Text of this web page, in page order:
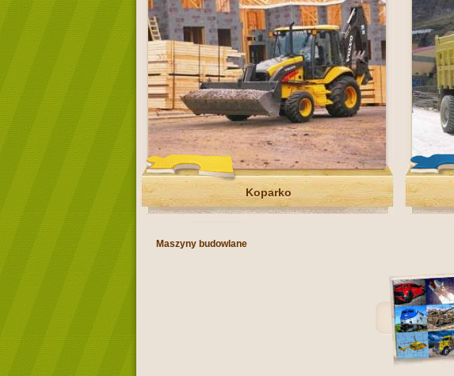
Koparko
Maszyny budowlane